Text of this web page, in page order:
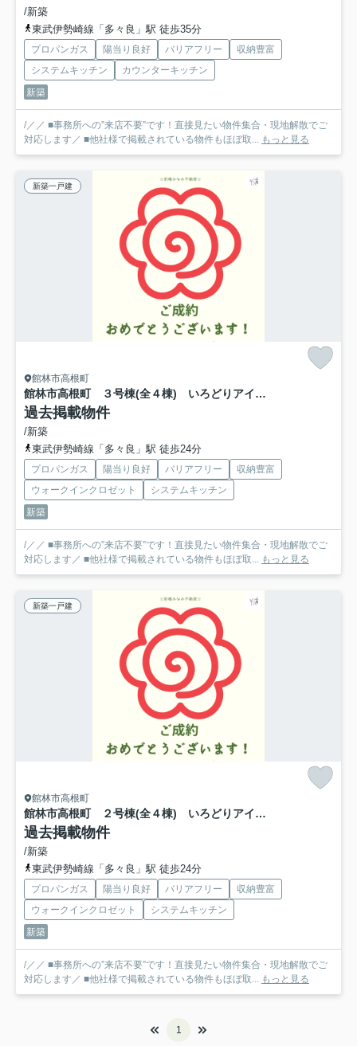
/新築
東武伊勢崎線「多々良」駅 徒歩35分
プロパンガス 陽当り良好 バリアフリー
収納豊富
システムキッチン
カウンターキッチン
新築
/／／ ■事務所への”来店不要”です！直接見たい物件集合・現地解散でご
対応します／ ■他社様で掲載されている物件もほぼ取... もっと見る
新築一戸建
館林市高根町
館林市高根町 ３号棟(全４棟) いろどりアイタウン 新築建売分譲
過去掲載物件
/新築
東武伊勢崎線「多々良」駅 徒歩24分
プロパンガス 陽当り良好 バリアフリー
収納豊富
ウォークインクロゼット
システムキッチン
新築
/／／ ■事務所への”来店不要”です！直接見たい物件集合・現地解散でご
対応します／ ■他社様で掲載されている物件もほぼ取... もっと見る
新築一戸建
館林市高根町
館林市高根町 ２号棟(全４棟) いろどりアイタウン 新築建売分譲
過去掲載物件
/新築
東武伊勢崎線「多々良」駅 徒歩24分
プロパンガス 陽当り良好 バリアフリー
収納豊富
ウォークインクロゼット
システムキッチン
新築
/／／ ■事務所への”来店不要”です！直接見たい物件集合・現地解散でご
対応します／ ■他社様で掲載されている物件もほぼ取... もっと見る
1